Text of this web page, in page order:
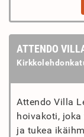
ATTENDO
Attendo Villa
hoivakoti,
ja tukea